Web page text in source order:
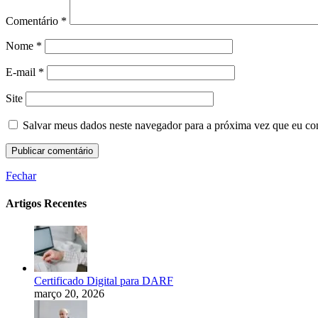
Comentário *
Nome *
E-mail *
Site
Salvar meus dados neste navegador para a próxima vez que eu
Fechar
Artigos Recentes
Certificado Digital para DARF
março 20, 2026